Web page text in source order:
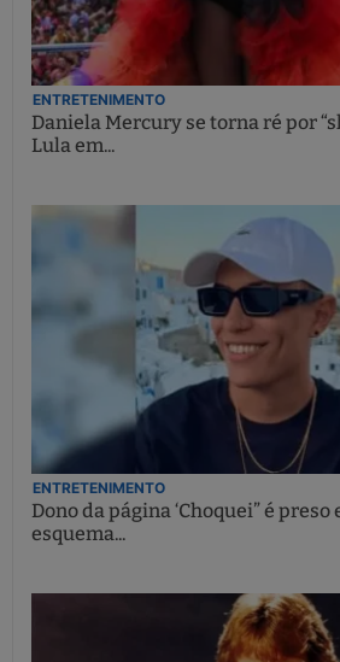
ENTRETENIMENTO
Daniela Mercury se torna ré por
Lula em...
ENTRETENIMENTO
Dono da página ‘Choquei” é
esquema...